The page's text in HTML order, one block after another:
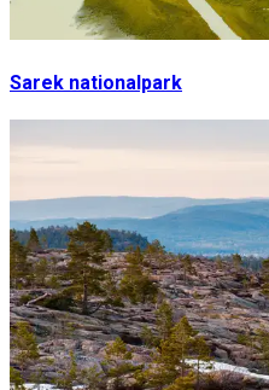
Sarek nationalpark